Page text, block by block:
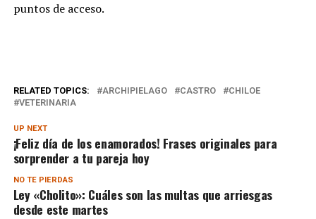
puntos de acceso.
RELATED TOPICS: ARCHIPIELAGO CASTRO
CHILOE
VETERINARIA
UP NEXT
¡Feliz día de los enamorados! Frases originales para
sorprender a tu pareja hoy
NO TE PIERDAS
Ley «Cholito»: Cuáles son las multas que arriesgas
desde este martes